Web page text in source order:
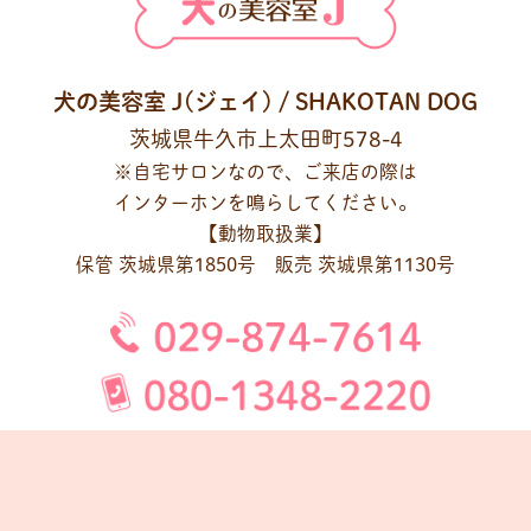
犬の美容室 J(ジェイ) / SHAKOTAN DOG
茨城県牛久市上太田町578-4
※自宅サロンなので、ご来店の際は
インターホンを鳴らしてください。
【動物取扱業】
保管 茨城県第1850号 販売 茨城県第1130号